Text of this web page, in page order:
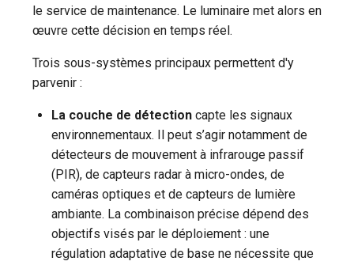
le service de maintenance. Le luminaire met alors en
œuvre cette décision en temps réel.
Trois sous-systèmes principaux permettent d'y
parvenir :
La couche de détection capte les signaux
environnementaux. Il peut s’agir notamment de
détecteurs de mouvement à infrarouge passif
(PIR), de capteurs radar à micro-ondes, de
caméras optiques et de capteurs de lumière
ambiante. La combinaison précise dépend des
objectifs visés par le déploiement : une
régulation adaptative de base ne nécessite que